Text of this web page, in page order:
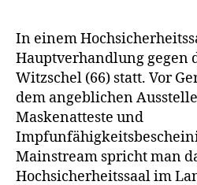
In einem
Hauptverhandlung gegen
Witzschel (66) statt. Vor
dem angeblichen
Maskenatteste und
Mainstream spricht man
Hochsicherheitssaal im